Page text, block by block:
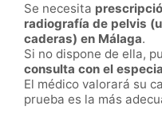
Se necesita
radiografía de pelvis
caderas) en Málaga.
Si no dispone de ella,
consulta con el
El médico valorará su
prueba es la más